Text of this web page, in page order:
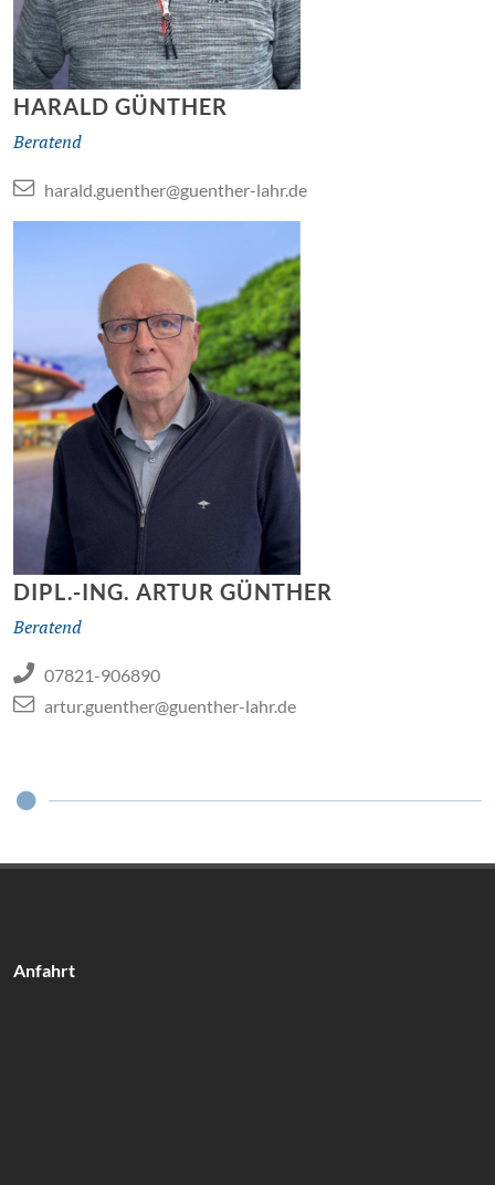
HARALD GÜNTHER
Beratend
harald.guenther@guenther-lahr.de
DIPL.-ING. ARTUR GÜNTHER
Beratend
07821-906890
artur.guenther@guenther-lahr.de
Anfahrt